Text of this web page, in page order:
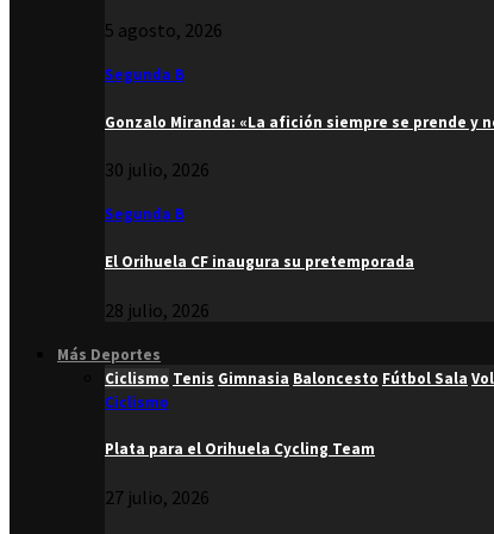
5 agosto, 2026
Segunda B
Gonzalo Miranda: «La afición siempre se prende y
30 julio, 2026
Segunda B
El Orihuela CF inaugura su pretemporada
28 julio, 2026
Más Deportes
Ciclismo Tenis Gimnasia Baloncesto Fútbol Sala
Ciclismo
Plata para el Orihuela Cycling Team
27 julio, 2026